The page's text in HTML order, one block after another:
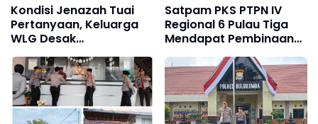
Kondisi Jenazah Tuai
Pertanyaan, Keluarga
WLG Desak
Pengungkapan Fakta
Tanpa Konflik
Kepentingan
Satpam PKS PTPN IV
Regional 6 Pulau Tiga
Mendapat Pembinaan
Sat Binmas Polres Aceh
Tamiang